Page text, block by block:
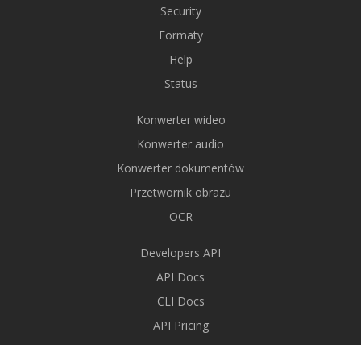
Security
Formaty
Help
Status
Konwerter wideo
Konwerter audio
Konwerter dokumentów
Przetwornik obrazu
OCR
Developers API
API Docs
CLI Docs
API Pricing